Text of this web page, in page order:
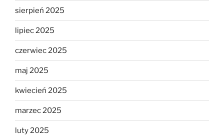
sierpień 2025
lipiec 2025
czerwiec 2025
maj 2025
kwiecień 2025
marzec 2025
luty 2025